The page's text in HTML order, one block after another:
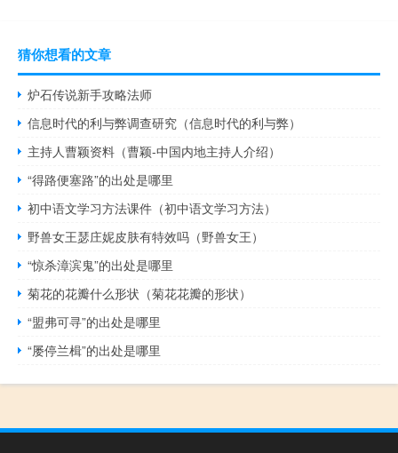
猜你想看的文章
炉石传说新手攻略法师
信息时代的利与弊调查研究（信息时代的利与弊）
主持人曹颖资料（曹颖-中国内地主持人介绍）
“得路便塞路”的出处是哪里
初中语文学习方法课件（初中语文学习方法）
野兽女王瑟庄妮皮肤有特效吗（野兽女王）
“惊杀漳滨鬼”的出处是哪里
菊花的花瓣什么形状（菊花花瓣的形状）
“盟弗可寻”的出处是哪里
“屡停兰楫”的出处是哪里